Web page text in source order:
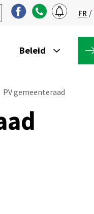
FR
Beleid
PV gemeenteraad